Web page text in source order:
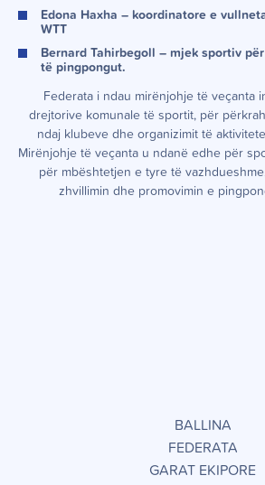
Edona Haxha – koordinatore e
WTT
Bernard Tahirbegoll – mjek sportiv
të pingpongut.
Federata i ndau mirënjohje të veçanta
drejtorive komunale të sportit, për
ndaj klubeve dhe organizimit të
Mirënjohje të veçanta u ndanë edhe për
për mbështetjen e tyre të
zhvillimin dhe promovimin e
BALLINA
FEDERATA
GARAT EKIPORE